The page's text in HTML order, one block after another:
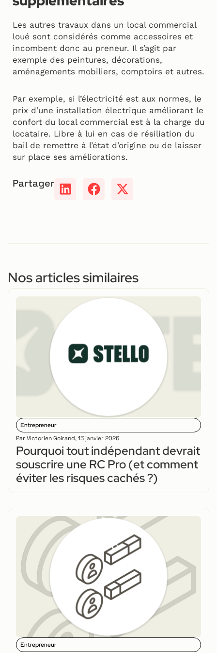
Les autres travaux dans un local commercial
loué sont considérés comme accessoires et
incombent donc au preneur. Il s’agit par
exemple des peintures, décorations,
aménagements mobiliers, comptoirs et autres.
Par exemple, si l’électricité est aux normes, le
prix d’une installation électrique améliorant le
confort du local commercial est à la charge du
locataire. Libre à lui en cas de résiliation du
bail de remettre à l’état d’origine ou de laisser
sur place ses améliorations.
Partager
Nos articles similaires
Entrepreneur
Par Victorien Goirand,13 janvier 2026
Pourquoi tout indépendant devrait
souscrire une RC Pro (et comment
éviter les risques cachés ?)
Entrepreneur